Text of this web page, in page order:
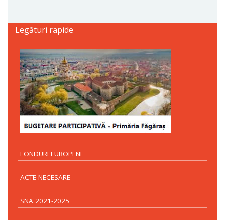
Legături rapide
FONDURI EUROPENE
ACTE NECESARE
SNA 2021-2025